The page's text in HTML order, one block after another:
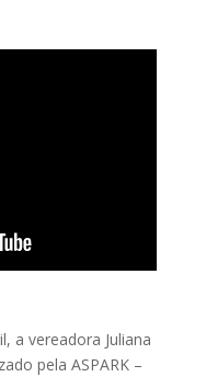
a vereadora Juliana
pela ASPARK –